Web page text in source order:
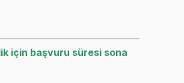
için başvuru süresi sona